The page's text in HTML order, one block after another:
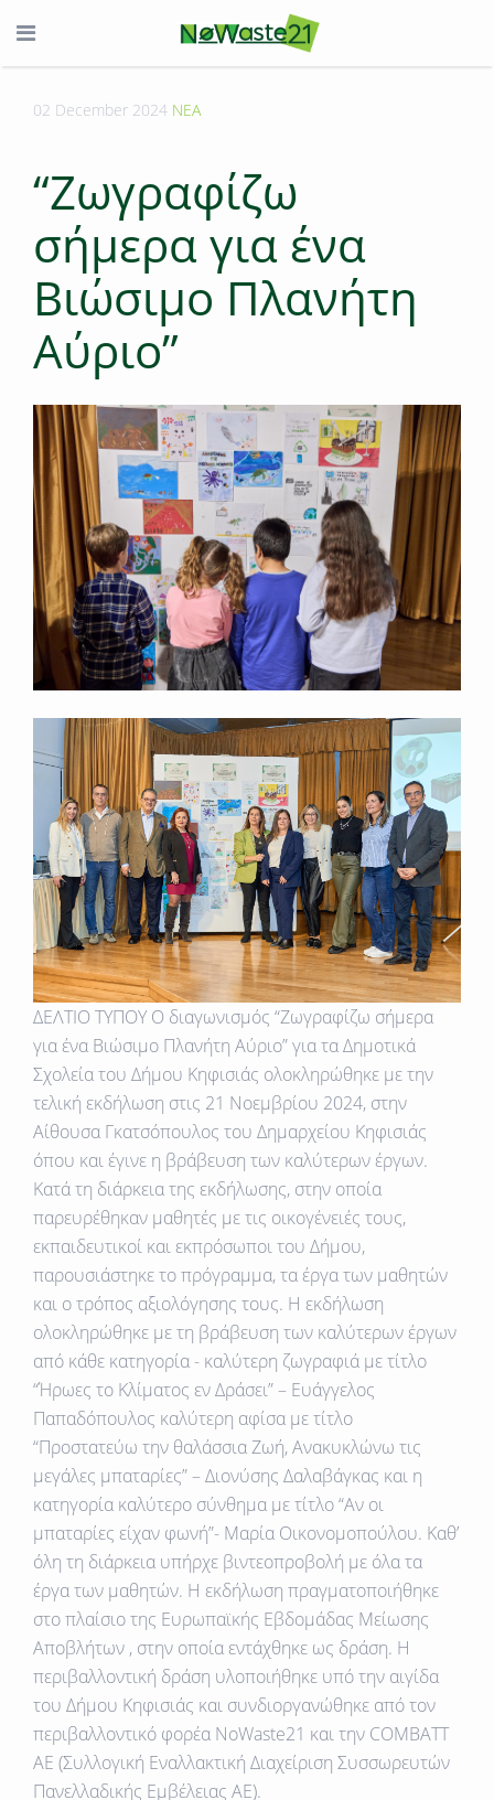
02 December 2024 ΝΕΑ
“Ζωγραφίζω
σήμερα για ένα
Βιώσιμο Πλανήτη
Αύριο”
ΔΕΛΤΙΟ ΤΥΠΟΥ Ο διαγωνισμός “Ζωγραφίζω σήμερα
για ένα Βιώσιμο Πλανήτη Αύριο” για τα Δημοτικά
Σχολεία του Δήμου Κηφισιάς ολοκληρώθηκε με την
τελική εκδήλωση στις 21 Νοεμβρίου 2024, στην
Αίθουσα Γκατσόπουλος του Δημαρχείου Κηφισιάς
όπου και έγινε η βράβευση των καλύτερων έργων.
Κατά τη διάρκεια της εκδήλωσης, στην οποία
παρευρέθηκαν μαθητές με τις οικογένειές τους,
εκπαιδευτικοί και εκπρόσωποι του Δήμου,
παρουσιάστηκε το πρόγραμμα, τα έργα των μαθητών
και ο τρόπος αξιολόγησης τους. Η εκδήλωση
ολοκληρώθηκε με τη βράβευση των καλύτερων έργων
από κάθε κατηγορία - καλύτερη ζωγραφιά με τίτλο
“Ήρωες το Κλίματος εν Δράσει” – Ευάγγελος
Παπαδόπουλος καλύτερη αφίσα με τίτλο
“Προστατεύω την θαλάσσια Ζωή, Ανακυκλώνω τις
μεγάλες μπαταρίες” – Διονύσης Δαλαβάγκας και η
κατηγορία καλύτερο σύνθημα με τίτλο “Αν οι
μπαταρίες είχαν φωνή”- Μαρία Οικονομοπούλου. Καθ’
όλη τη διάρκεια υπήρχε βιντεοπροβολή με όλα τα
έργα των μαθητών. Η εκδήλωση πραγματοποιήθηκε
στο πλαίσιο της Ευρωπαϊκής Εβδομάδας Μείωσης
Αποβλήτων , στην οποία εντάχθηκε ως δράση. H
περιβαλλοντική δράση υλοποιήθηκε υπό την αιγίδα
του Δήμου Κηφισιάς και συνδιοργανώθηκε από τον
περιβαλλοντικό φορέα NoWaste21 και την COMBATT
AE (Συλλογική Εναλλακτική Διαχείριση Συσσωρευτών
Πανελλαδικής Εμβέλειας ΑΕ).